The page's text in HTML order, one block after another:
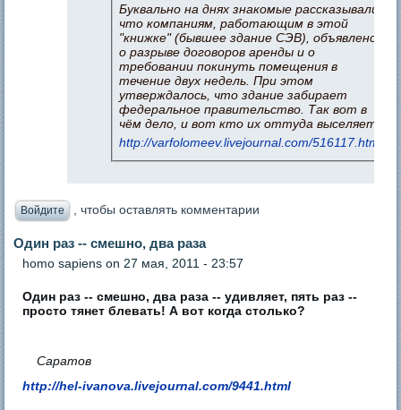
Буквально на днях знакомые рассказывали,
что компаниям, работающим в этой
"книжке" (бывшее здание СЭВ), объявлено
о разрыве договоров аренды и о
требовании покинуть помещения в
течение двух недель. При этом
утверждалось, что здание забирает
федеральное правительство. Так вот в
чём дело, и вот кто их оттуда выселяет.
http://varfolomeev.livejournal.com/516117.html
Войдите , чтобы оставлять комментарии
Один раз -- смешно, два раза
homo sapiens on 27 мая, 2011 - 23:57
Один раз -- смешно, два раза -- удивляет, пять раз --
просто тянет блевать! А вот когда столько?
Саратов
http://hel-ivanova.livejournal.com/9441.html